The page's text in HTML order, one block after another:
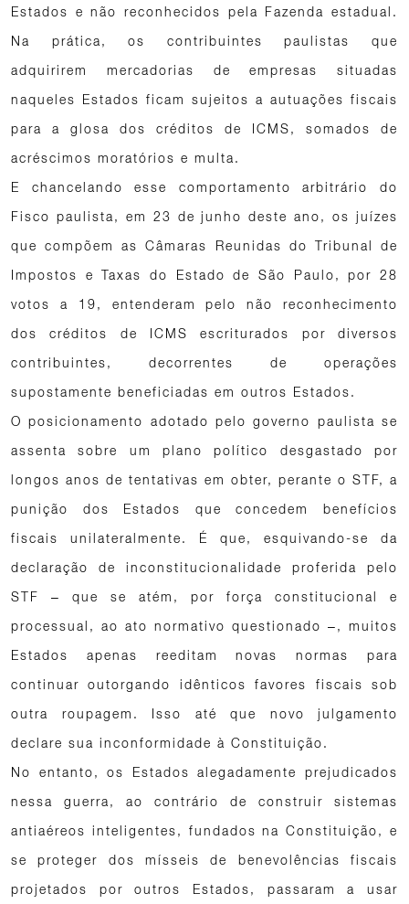
Estados e não reconhecidos pela Fazenda estadual.
Na prática, os contribuintes paulistas que
adquirirem mercadorias de empresas situadas
naqueles Estados ficam sujeitos a autuações fiscais
para a glosa dos créditos de ICMS, somados de
acréscimos moratórios e multa.
E chancelando esse comportamento arbitrário do
Fisco paulista, em 23 de junho deste ano, os juízes
que compõem as Câmaras Reunidas do Tribunal de
Impostos e Taxas do Estado de São Paulo, por 28
votos a 19, entenderam pelo não reconhecimento
dos créditos de ICMS escriturados por diversos
contribuintes, decorrentes de operações
supostamente beneficiadas em outros Estados.
O posicionamento adotado pelo governo paulista se
assenta sobre um plano político desgastado por
longos anos de tentativas em obter, perante o STF, a
punição dos Estados que concedem benefícios
fiscais unilateralmente. É que, esquivando-se da
declaração de inconstitucionalidade proferida pelo
STF – que se atém, por força constitucional e
processual, ao ato normativo questionado –, muitos
Estados apenas reeditam novas normas para
continuar outorgando idênticos favores fiscais sob
outra roupagem. Isso até que novo julgamento
declare sua inconformidade à Constituição.
No entanto, os Estados alegadamente prejudicados
nessa guerra, ao contrário de construir sistemas
antiaéreos inteligentes, fundados na Constituição, e
se proteger dos mísseis de benevolências fiscais
projetados por outros Estados, passaram a usar